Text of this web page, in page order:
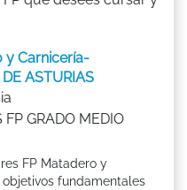
y Carnicería-
ASTURIAS
FP GRADO MEDIO
FP Matadero y
fundamentales